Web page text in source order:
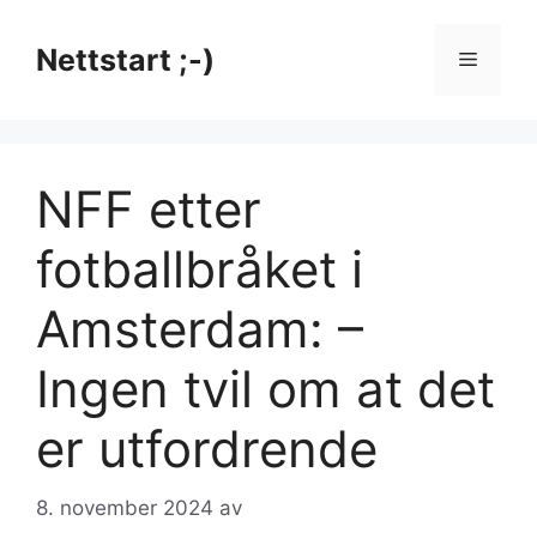
innholdNettstart ;-) Meny
NFF etter
fotballbråket i
Amsterdam: –
Ingen tvil om at det
er utfordrende
8. november 2024 av